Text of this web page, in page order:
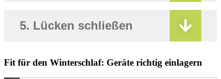
5. Lücken schließen
Fit für den Winterschlaf: Geräte richtig einlagern